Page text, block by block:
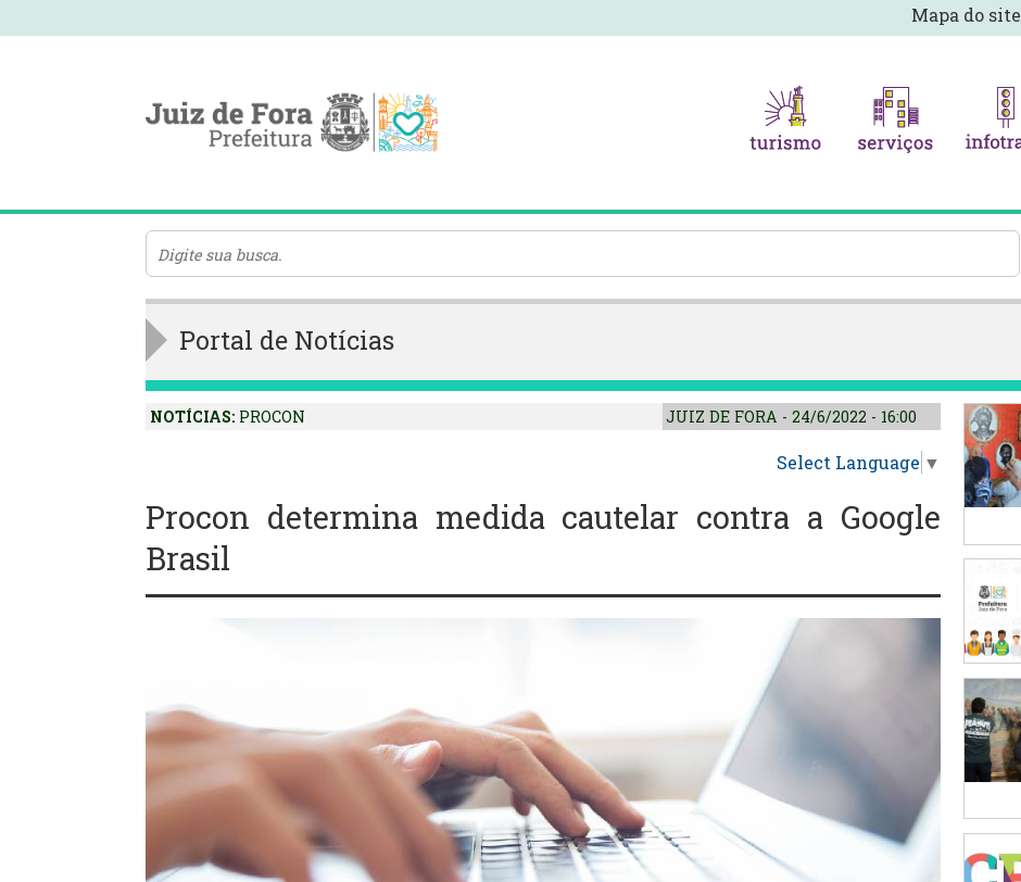
Mapa do site
Portal de Notícias
NOTÍCIAS: PROCON JUIZ DE FORA - 24/6/2022 - 16:00
Select Language ▼
Procon determina medida cautelar contra a Google
Brasil